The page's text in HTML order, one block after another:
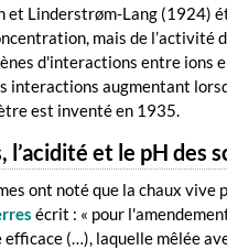
et Linderstrøm-Lang (1924)
mais de l’activité
d'interactions entre ions
interactions augmentant
est inventé en 1935.
l’acidité et le pH des
ont noté que la chaux vive
écrit : « pour
efficace (…), laquelle mêlée